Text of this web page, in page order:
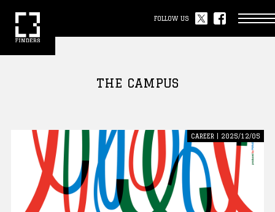
FOLLOW US
THE CAMPUS
CAREER | 2025/12/05